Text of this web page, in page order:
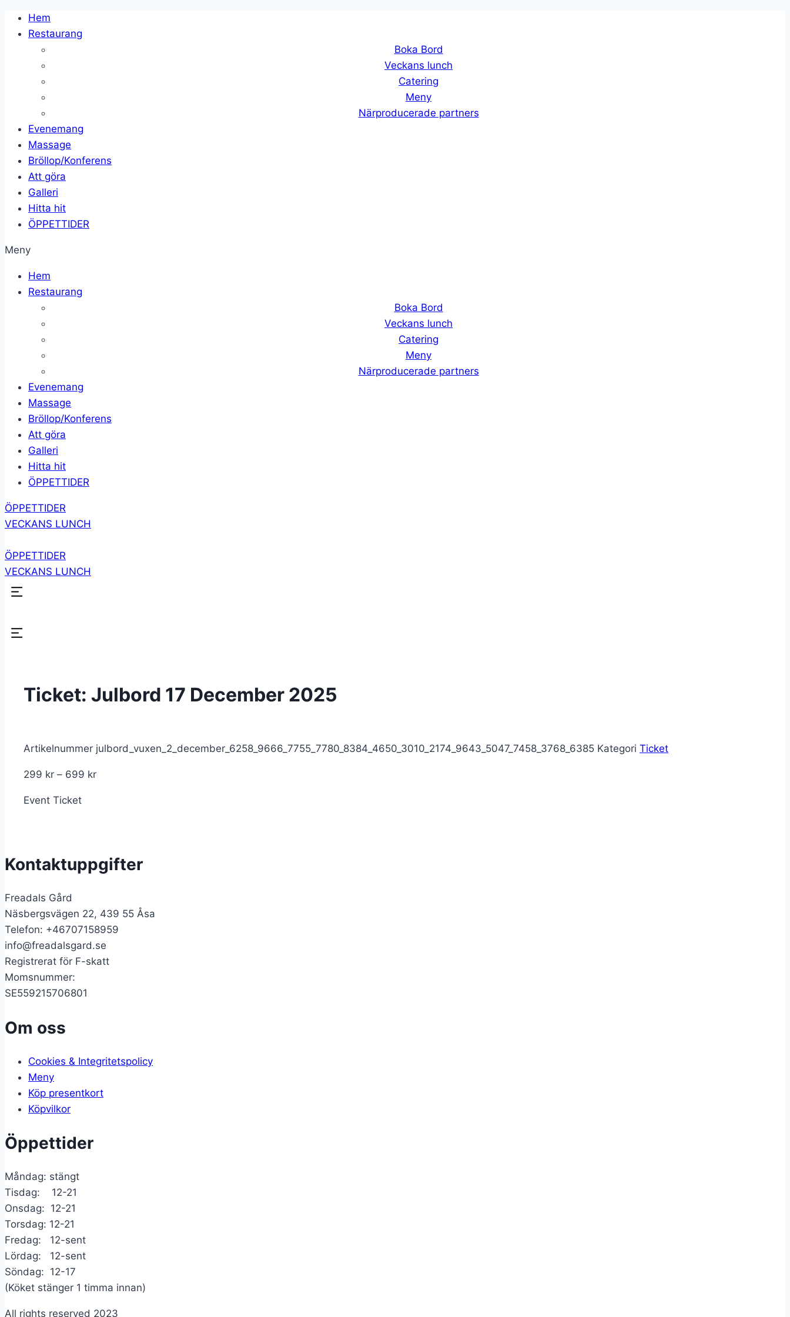
Skip
Hem
Restaurang
Boka Bord
Veckans lunch
Catering
Meny
Närproducerade partners
Evenemang
Massage
Bröllop/Konferens
Att göra
Galleri
Hitta hit
ÖPPETTIDER
Meny
Hem
Restaurang
Boka Bord
Veckans lunch
Catering
Meny
Närproducerade partners
Evenemang
Massage
Bröllop/Konferens
Att göra
Galleri
Hitta hit
ÖPPETTIDER
ÖPPETTIDER
VECKANS LUNCH
ÖPPETTIDER
VECKANS LUNCH
Ticket: Julbord 17 December 2025
Artikelnummer julbord_vuxen_2_december_6258_9666_7755_7780_8384_4650_3010_2174_9643_5047_7458_3768_6385 Kategori Ticket
299 kr – 699 krPrisintervall:
Event Ticket
Kontaktuppgifter
Freadals Gård
Näsbergsvägen 22, 439 55 Åsa
Telefon: +46707158959
info@freadalsgard.se
Registrerat för F-skatt
Momsnummer:
SE559215706801
Om oss
Cookies & Integritetspolicy
Meny
Köp presentkort
Köpvilkor
Öppettider
Måndag: stängt
Tisdag: 12-21
Onsdag: 12-21
Torsdag: 12-21
Fredag: 12-sent
Lördag: 12-sent
Söndag: 12-17
(Köket stänger 1 timma innan)
All rights reserved 2023